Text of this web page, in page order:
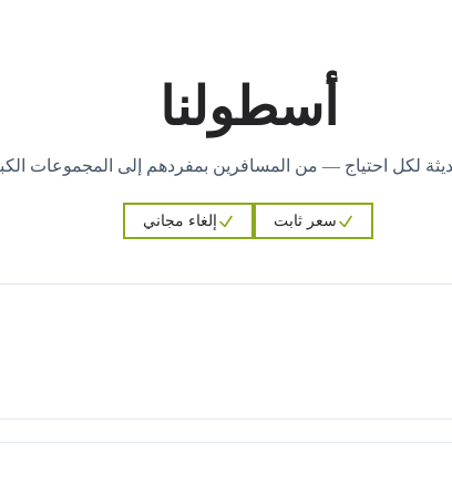
أسطولنا
لكل احتياج — من المسافرين بمفردهم إلى المجموعات
سعر ثابت إلغاء مجاني